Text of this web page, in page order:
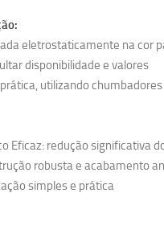
eletrostaticamente na cor
disponibilidade e valores
utilizando
Eficaz: redução significativa
robusta e acabamento
simples e prática